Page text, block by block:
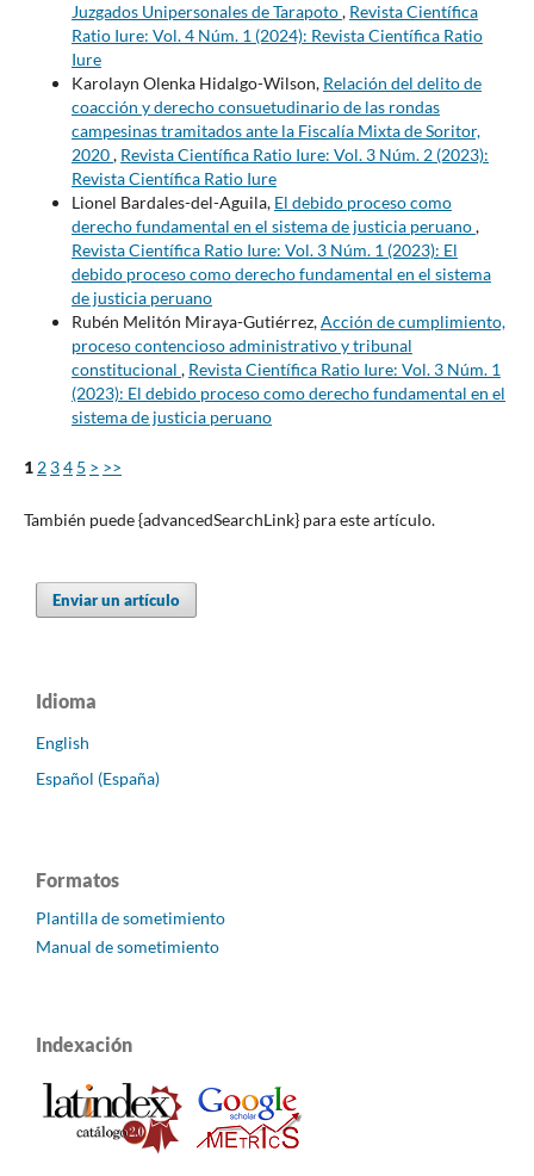
Juzgados Unipersonales de Tarapoto, Revista Científica
Ratio Iure: Vol. 4 Núm. 1 (2024): Revista Científica Ratio
Iure
Karolayn Olenka Hidalgo-Wilson, Relación del delito de
coacción y derecho consuetudinario de las rondas
campesinas tramitados ante la Fiscalía Mixta de Soritor,
2020, Revista Científica Ratio Iure: Vol. 3 Núm. 2 (2023):
Revista Científica Ratio Iure
Lionel Bardales-del-Aguila, El debido proceso como
derecho fundamental en el sistema de justicia peruano,
Revista Científica Ratio Iure: Vol. 3 Núm. 1 (2023): El
debido proceso como derecho fundamental en el sistema
de justicia peruano
Rubén Melitón Miraya-Gutiérrez,Acción de cumplimiento,
proceso contencioso administrativo y tribunal
constitucional , Revista Científica Ratio Iure: Vol. 3 Núm. 1
(2023): El debido proceso como derecho fundamental en el
sistema de justicia peruano
1 2 34 5 > >>
También puede {advancedSearchLink} para este artículo.
Enviar un artículo
Idioma
English
Español (España)
Formatos
Plantilla de sometimiento
Manual de sometimiento
Indexación